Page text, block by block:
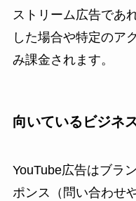
ストリーム広告であ
した場合や特定のア
み課金されます。
向いているビジネ
YouTube広告はブラ
ポンス（問い合わせ